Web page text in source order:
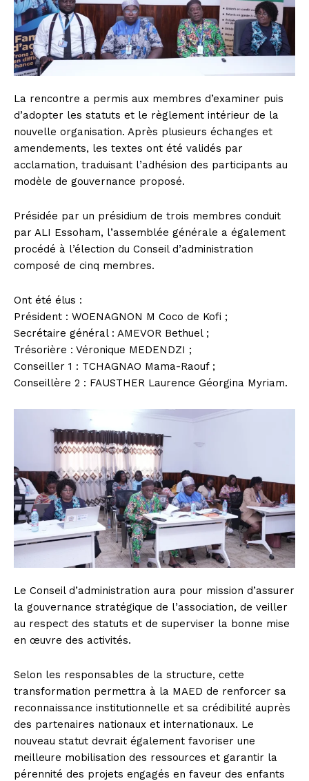
La rencontre a permis aux membres d’examiner puis
d’adopter les statuts et le règlement intérieur de la
nouvelle organisation. Après plusieurs échanges et
amendements, les textes ont été validés par
acclamation, traduisant l’adhésion des participants au
modèle de gouvernance proposé.
Présidée par un présidium de trois membres conduit
par ALI Essoham, l’assemblée générale a également
procédé à l’élection du Conseil d’administration
composé de cinq membres.
Ont été élus :
Président : WOENAGNON M Coco de Kofi ;
Secrétaire général : AMEVOR Bethuel ;
Trésorière : Véronique MEDENDZI ;
Conseiller 1 : TCHAGNAO Mama-Raouf ;
Conseillère 2 : FAUSTHER Laurence Géorgina Myriam.
Le Conseil d’administration aura pour mission d’assurer
la gouvernance stratégique de l’association, de veiller
au respect des statuts et de superviser la bonne mise
en œuvre des activités.
Selon les responsables de la structure, cette
transformation permettra à la MAED de renforcer sa
reconnaissance institutionnelle et sa crédibilité auprès
des partenaires nationaux et internationaux. Le
nouveau statut devrait également favoriser une
meilleure mobilisation des ressources et garantir la
pérennité des projets engagés en faveur des enfants